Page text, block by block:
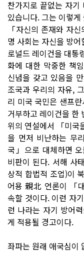
찬가지로 끝없는 자
있습니다. 그는 이렇게
「자신의 존재와 자
명 사회는 자신을 방어
로널드 레이건을 대통
화에 대한 막중한 책
신념을 갖고 있음을
조국과 우리의 자유,
리 미국 국민은 샌프
거부하고 레이건을 한
위의 연설에서 「미국
을 먼저 비난하는 무
국」으로 대체하면
비판이 된다. 서해 사
상적 합법적 조업)이
어용 親北 언론이 「
속할 것이다. 이런 자
런 나라는 자기 방어
게 적용될 경고이다.
좌파는 원래 애국심이